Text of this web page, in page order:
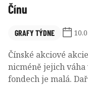
Čínu
GRAFY TÝDNE
Čínské akciové
nicméně jejich
fondech je malá.